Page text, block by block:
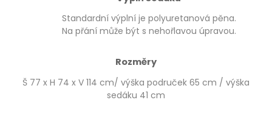
Standardní výplní je polyuretanová pěna.
Na přání může být s nehořlavou úpravou.
Rozměry
Š 77 x H 74 x V 114 cm/ výška područek 65 cm / výška
sedáku 41 cm